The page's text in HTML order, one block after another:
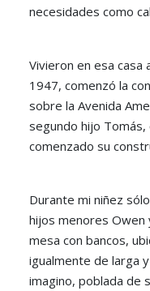
necesidades como
Vivieron en esa casa
1947, comenzó la
sobre la Avenida
segundo hijo Tomás,
comenzado su
Durante mi niñez
hijos menores Owen
mesa con bancos,
igualmente de larga
imagino, poblada de